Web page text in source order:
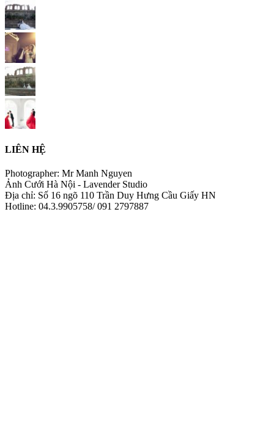
LIÊN HỆ
Photographer: Mr Manh Nguyen
Ảnh Cưới Hà Nội - Lavender Studio
Địa chỉ: Số 16 ngõ 110 Trần Duy Hưng Cầu Giấy HN
Hotline: 04.3.9905758/ 091 2797887